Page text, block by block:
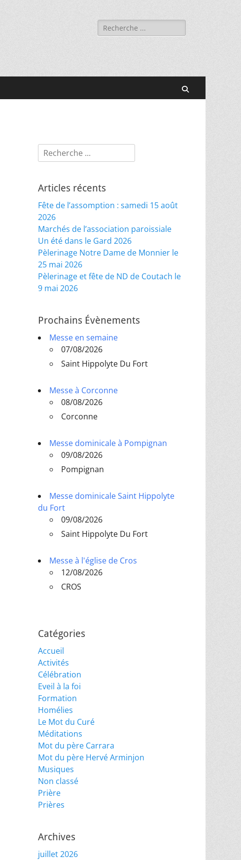
Rechercher :
Rechercher :
Articles récents
Fête de l’assomption : samedi 15 août
2026
Marchés de l’association paroissiale
Un été dans le Gard 2026
Pèlerinage Notre Dame de Monnier le
25 mai 2026
Pèlerinage et fête de ND de Coutach le
9 mai 2026
Prochains Évènements
Messe en semaine
07/08/2026
Saint Hippolyte Du Fort
Messe à Corconne
08/08/2026
Corconne
Messe dominicale à Pompignan
09/08/2026
Pompignan
Messe dominicale Saint Hippolyte
du Fort
09/08/2026
Saint Hippolyte Du Fort
Messe à l'église de Cros
12/08/2026
CROS
Catégories
Accueil
Activités
Célébration
Eveil à la foi
Formation
Homélies
Le Mot du Curé
Méditations
Mot du père Carrara
Mot du père Hervé Arminjon
Musiques
Non classé
Prière
Prières
Archives
juillet 2026